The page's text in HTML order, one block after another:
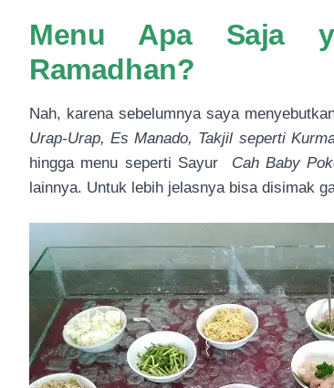
Menu Apa Saja
Ramadhan?
Nah, karena sebelumnya saya
Urap-Urap, Es Manado, Takjil seperti
hingga menu seperti Sayur Cah Baby
lainnya. Untuk lebih jelasnya bisa disimak